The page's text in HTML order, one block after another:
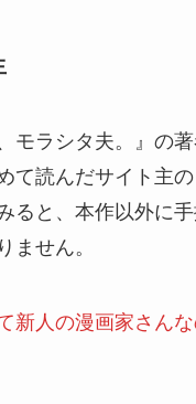
モラシタ夫。』の著
て読んだサイト主
ると、本作以外に
ません。
新人の漫画家さん